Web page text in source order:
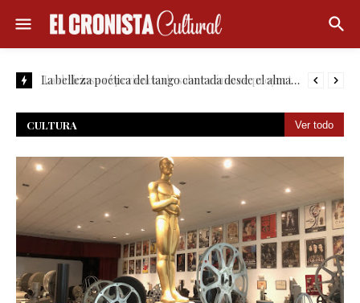
La belleza poética del tango cantada desde el alma de la copla
CULTURA Ver todo